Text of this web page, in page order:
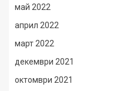
май 2022
април 2022
март 2022
декември 2021
октомври 2021